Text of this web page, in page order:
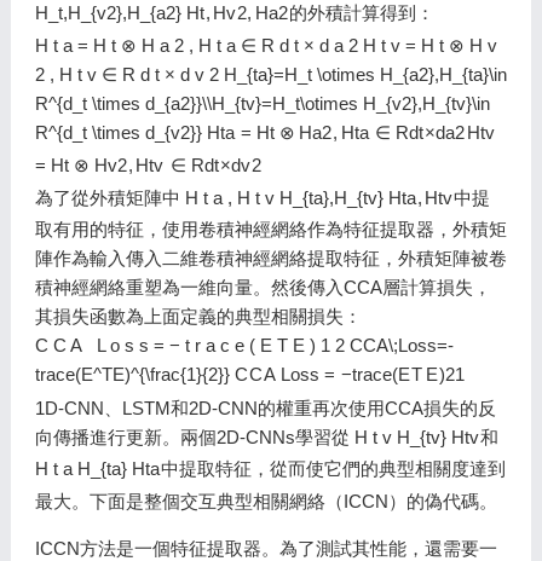
H_t,H_{v2},H_{a2} Ht, Hv2, Ha2的外積計算得到：
H t a = H t ⊗ H a 2 , H t a ∈ R d t × d a 2 H t v = H t ⊗ H v
2 , H t v ∈ R d t × d v 2 H_{ta}=H_t \otimes H_{a2},H_{ta}\in
R^{d_t \times d_{a2}}\\H_{tv}=H_t\otimes H_{v2},H_{tv}\in
R^{d_t \times d_{v2}} Hta = Ht ⊗ Ha2, Hta ∈ Rdt×da2Htv
= Ht ⊗ Hv2, Htv ∈ Rdt×dv2
為了從外積矩陣中 H t a , H t v H_{ta},H_{tv} Hta, Htv中提
取有用的特征，使用卷積神經網絡作為特征提取器，外積矩
陣作為輸入傳入二維卷積神經網絡提取特征，外積矩陣被卷
積神經網絡重塑為一維向量。然後傳入CCA層計算損失，
其損失函數為上面定義的典型相關損失：
C C A L o s s = − t r a c e ( E T E ) 1 2 CCA\;Loss=-
trace(E^TE)^{\frac{1}{2}} CCA Loss = −trace(ET E)21
1D-CNN、LSTM和2D-CNN的權重再次使用CCA損失的反
向傳播進行更新。兩個2D-CNNs學習從 H t v H_{tv} Htv和
H t a H_{ta} Hta中提取特征，從而使它們的典型相關度達到
最大。下面是整個交互典型相關網絡（ICCN）的偽代碼。
ICCN方法是一個特征提取器。為了測試其性能，還需要一